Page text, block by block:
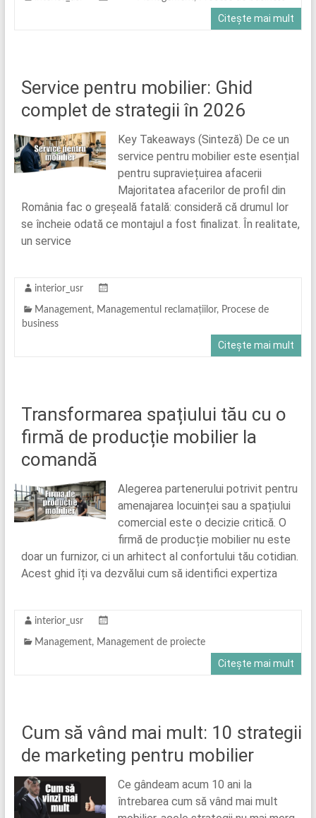
Citește mai mult
Service pentru mobilier: Ghid
complet de strategii în 2026
Key Takeaways (Sinteză) De ce un
service pentru mobilier este esențial
pentru supraviețuirea afacerii
Majoritatea afacerilor de profil din
România fac o greșeală fatală: consideră că drumul lor
se încheie odată ce montajul a fost finalizat. În realitate,
un service
interior_usr
Management, Managementul reclamațiilor, Procese de
business
Citește mai mult
Transformarea spațiului tău cu o
firmă de producție mobilier la
comandă
Alegerea partenerului potrivit pentru
amenajarea locuinței sau a spațiului
comercial este o decizie critică. O
firmă de producție mobilier nu este
doar un furnizor, ci un arhitect al confortului tău cotidian.
Acest ghid îți va dezvălui cum să identifici expertiza
interior_usr
Management, Management de proiecte
Citește mai mult
Cum să vând mai mult: 10 strategii
de marketing pentru mobilier
Ce gândeam acum 10 ani la
întrebarea cum să vând mai mult